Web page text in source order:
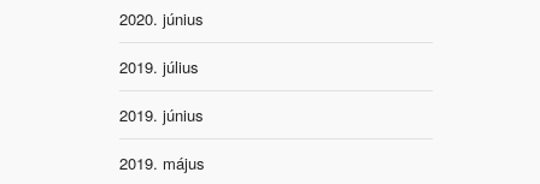
2020. június
2019. július
2019. június
2019. május